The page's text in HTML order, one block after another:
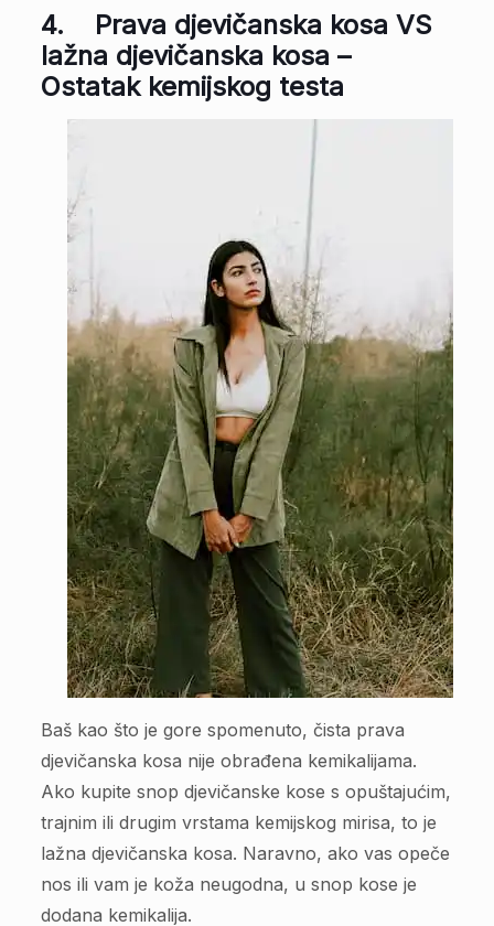
4. Prava djevičanska kosa VS
lažna djevičanska kosa –
Ostatak kemijskog testa
Baš kao što je gore spomenuto, čista prava
djevičanska kosa nije obrađena kemikalijama.
Ako kupite snop djevičanske kose s opuštajućim,
trajnim ili drugim vrstama kemijskog mirisa, to je
lažna djevičanska kosa. Naravno, ako vas opeče
nos ili vam je koža neugodna, u snop kose je
dodana kemikalija.